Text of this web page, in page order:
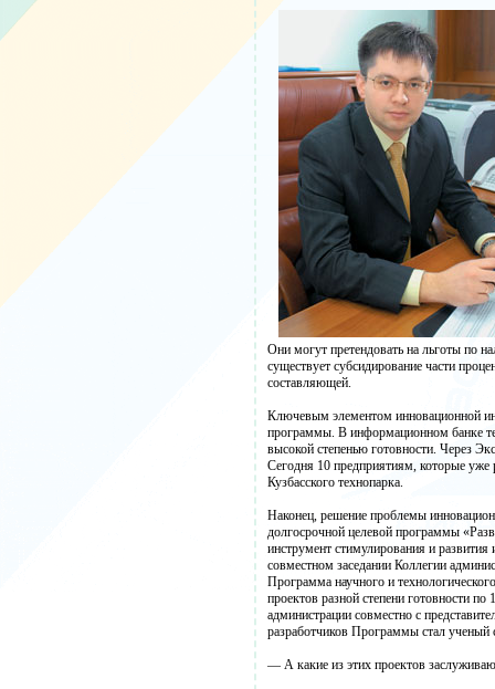
Они могут претендовать на льготы по
существует субсидирование части
составляющей.
Ключевым элементом инновационной
программы. В информационном банке
высокой степенью готовности. Через
Сегодня 10 предприятиям, которые уже
Кузбасского технопарка.
Наконец, решение проблемы
долгосрочной целевой программы
инструмент стимулирования и
совместном заседании Коллегии
Программа научного и
проектов разной степени готовности
администрации совместно с
разработчиков Программы стал
— А какие из этих проектов